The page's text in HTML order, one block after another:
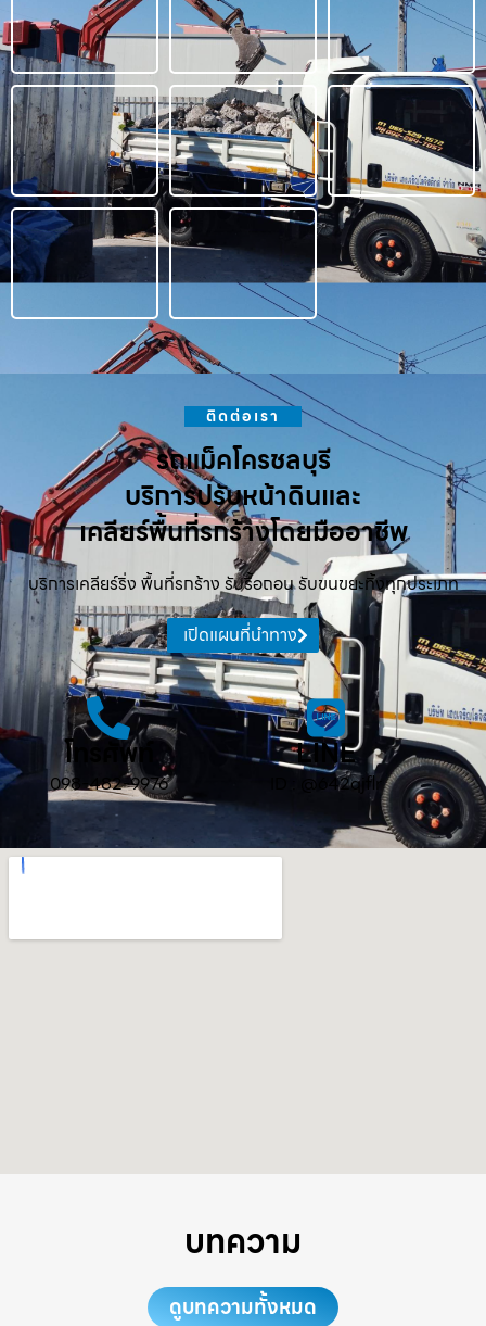
ติดต่อเรา
รถแม็คโครชลบุรี
บริการปรับหน้าดินและ
เคลียร์พื้นที่รกร้างโดยมืออาชีพ
บริการเคลียร์ริ่ง พื้นที่รกร้าง รับรื้อถอน รับขนขยะทิ้งทุกประเภท
เปิดแผนที่นำทาง
โทรศัพท์
098-482-9976
LINE
ID : @642qjflr
บทความ
ดูบทความทั้งหมด